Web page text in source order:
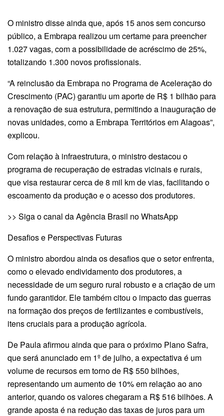
O ministro disse ainda que, após 15 anos sem concurso
público, a Embrapa realizou um certame para preencher
1.027 vagas, com a possibilidade de acréscimo de 25%,
totalizando 1.300 novos profissionais.
“A reinclusão da Embrapa no Programa de Aceleração do
Crescimento (PAC) garantiu um aporte de R$ 1 bilhão para
a renovação de sua estrutura, permitindo a inauguração de
novas unidades, como a Embrapa Territórios em Alagoas”,
explicou.
Com relação à infraestrutura, o ministro destacou o
programa de recuperação de estradas vicinais e rurais,
que visa restaurar cerca de 8 mil km de vias, facilitando o
escoamento da produção e o acesso dos produtores.
>> Siga o canal da Agência Brasil no WhatsApp
Desafios e Perspectivas Futuras
O ministro abordou ainda os desafios que o setor enfrenta,
como o elevado endividamento dos produtores, a
necessidade de um seguro rural robusto e a criação de um
fundo garantidor. Ele também citou o impacto das guerras
na formação dos preços de fertilizantes e combustíveis,
itens cruciais para a produção agrícola.
De Paula afirmou ainda que para o próximo Plano Safra,
que será anunciado em 1º de julho, a expectativa é um
volume de recursos em torno de R$ 550 bilhões,
representando um aumento de 10% em relação ao ano
anterior, quando os valores chegaram a R$ 516 bilhões. A
grande aposta é na redução das taxas de juros para um